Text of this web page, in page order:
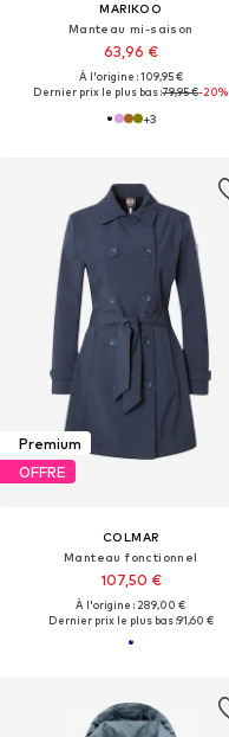
MARIKOO
Manteau mi-saison
63,96 €
À l'origine : 109,95 €
Dernier prix le plus bas :79,95 €-20%
+3
Premium
OFFRE
COLMAR
Manteau fonctionnel
107,50 €
À l'origine : 289,00 €
Dernier prix le plus bas :91,60 €